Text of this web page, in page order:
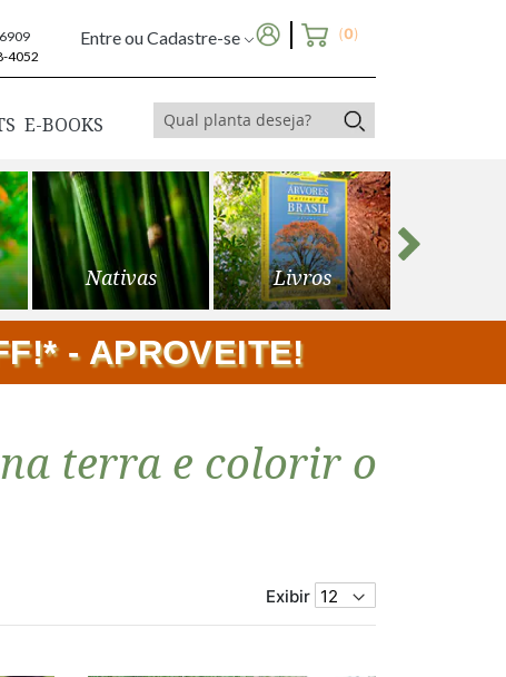
4052
Entre ou Cadastre-se (0)
E-BOOKS
Nativas Livros
- APROVEITE!
terra e colorir o
Exibir